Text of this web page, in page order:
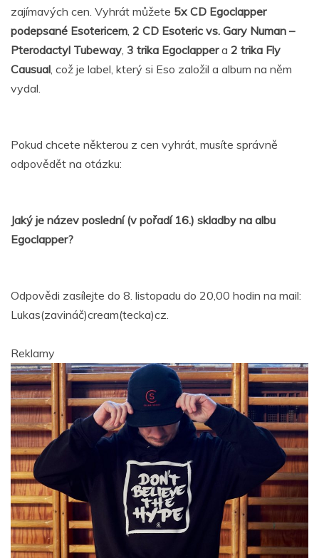
zajímavých cen. Vyhrát můžete 5x CD Egoclapper
podepsané Esotericem, 2 CD Esoteric vs. Gary Numan –
Pterodactyl Tubeway, 3 trika Egoclappera 2 trika Fly
Causual, což je label, který si Eso založil a album na něm
vydal.
Pokud chcete některou z cen vyhrát, musíte správně
odpovědět na otázku:
Jaký je název poslední (v pořadí 16.) skladby na albu
Egoclapper?
Odpovědi zasílejte do 8. listopadu do 20,00 hodin na mail:
Lukas(zavináč)cream(tecka)cz.
Reklamy